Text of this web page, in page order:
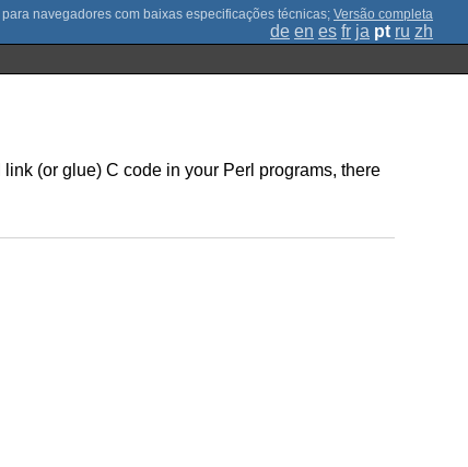
; Versão completa
de en es fr ja pt ru zh
(or glue) C code in your Perl programs, there